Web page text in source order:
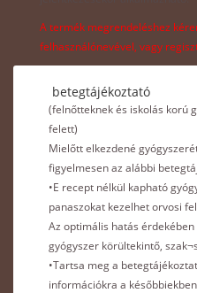
A termék megrendeléshez
felhasználónevével, vagy
betegtájékoztató
(felnőtteknek és iskolás korú
felett)
Mielőtt elkezdené
figyelmesen az alábbi
•E recept nélkül kapható
panaszokat kezelhet orvosi
Az optimális hatás
gyógyszer körültekintő,
•Tartsa meg a
információkra a